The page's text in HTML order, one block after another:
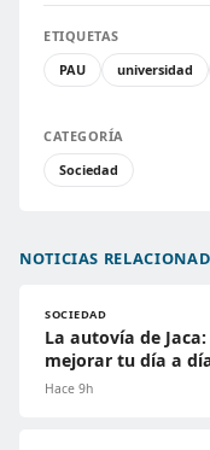
ETIQUETAS
PAU
universidad
CATEGORÍA
Sociedad
NOTICIAS
SOCIEDAD
La autovía de
mejorar tu día a
Hace 9h